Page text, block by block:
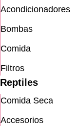
Acondicionadores
Bombas
Comida
Filtros
Reptiles
Comida Seca
Accesorios